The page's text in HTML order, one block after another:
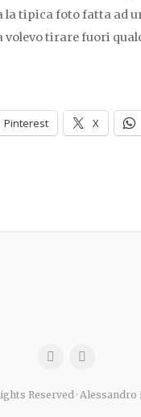
la tipica foto fatta ad
tirare fuori
Pinterest X
Reserved ·